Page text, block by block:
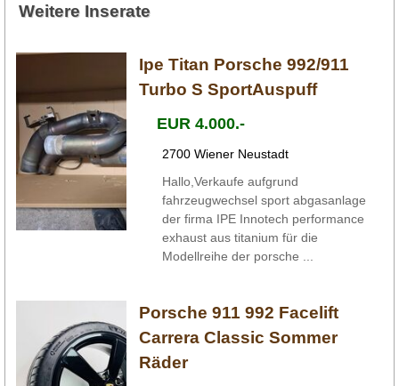
Weitere Inserate
Ipe Titan Porsche 992/911
Turbo S SportAuspuff
EUR 4.000.-
2700 Wiener Neustadt
Hallo,Verkaufe aufgrund
fahrzeugwechsel sport abgasanlage
der firma IPE Innotech performance
exhaust aus titanium für die
Modellreihe der porsche ...
Porsche 911 992 Facelift
Carrera Classic Sommer
Räder